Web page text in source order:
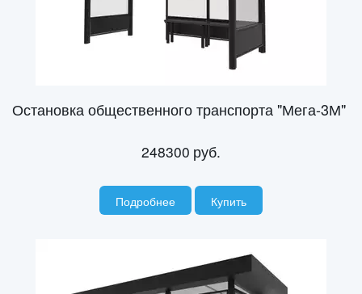
Остановка общественного транспорта "Мега-3М"
248300 руб.
Подробнее Купить